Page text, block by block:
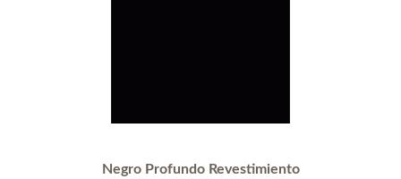
Negro Profundo Revestimiento